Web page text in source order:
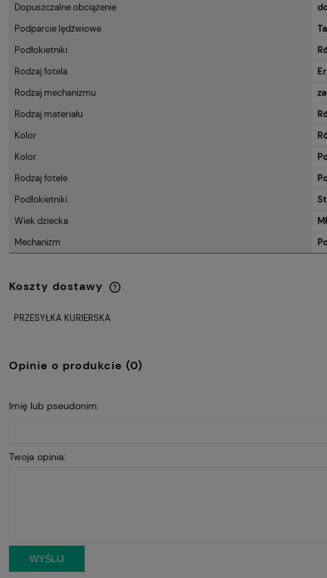
Dopuszczalne obciążenie
Podparcie lędźwiowe
Podłokietniki
Rodzaj fotela
Rodzaj mechanizmu
Rodzaj materiału
Kolor
Kolor
Rodzaj fotele
Podłokietniki
Wiek dziecka
Mechanizm
Koszty dostawy
PRZESYŁKA KURIERSKA
Opinie o produkcie (0)
Imię lub pseudonim:
Twoja opinia:
WYŚLIJ